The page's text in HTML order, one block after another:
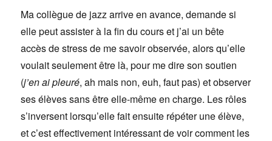
Ma collègue de jazz arrive en avance, demande si
elle peut assister à la fin du cours et j’ai un bête
accès de stress de me savoir observée, alors qu’elle
voulait seulement être là, pour me dire son soutien
(j’en ai pleuré, ah mais non, euh, faut pas) et observer
ses élèves sans être elle-même en charge. Les rôles
s’inversent lorsqu’elle fait ensuite répéter une élève,
et c’est effectivement intéressant de voir comment les